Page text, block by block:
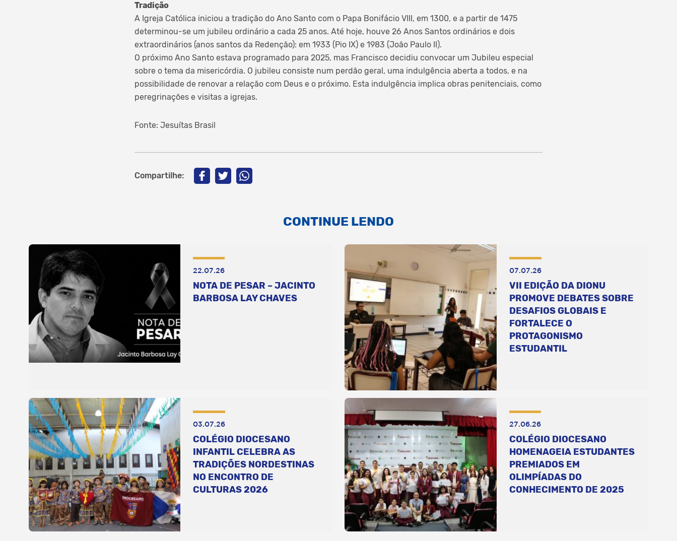
Tradição
A Igreja Católica iniciou a tradição do Ano Santo com o Papa Bonifácio VIII, em 1300, e a partir de 1475
determinou-se um jubileu ordinário a cada 25 anos. Até hoje, houve 26 Anos Santos ordinários e dois
extraordinários (anos santos da Redenção): em 1933 (Pio IX) e 1983 (João Paulo II).
O próximo Ano Santo estava programado para 2025, mas Francisco decidiu convocar um Jubileu especial
sobre o tema da misericórdia. O jubileu consiste num perdão geral, uma indulgência aberta a todos, e na
possibilidade de renovar a relação com Deus e o próximo. Esta indulgência implica obras penitenciais, como
peregrinações e visitas a igrejas.
Fonte: Jesuítas Brasil
Compartilhe:
CONTINUE LENDO
22.07.26
NOTA DE PESAR – JACINTO
BARBOSA LAY CHAVES
07.07.26
VII EDIÇÃO DA DIONU
PROMOVE DEBATES SOBRE
DESAFIOS GLOBAIS E
FORTALECE O
PROTAGONISMO
ESTUDANTIL
03.07.26
COLÉGIO DIOCESANO
INFANTIL CELEBRA AS
TRADIÇÕES NORDESTINAS
NO ENCONTRO DE
CULTURAS 2026
27.06.26
COLÉGIO DIOCESANO
HOMENAGEIA ESTUDANTES
PREMIADOS EM
OLIMPÍADAS DO
CONHECIMENTO DE 2025